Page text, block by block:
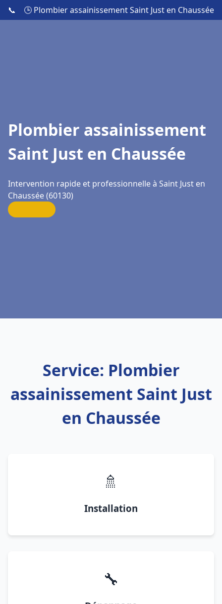
📞 🕒 Plombier assainissement Saint Just en Chaussée
Plombier assainissement
Saint Just en Chaussée
Intervention rapide et professionnelle à Saint Just en
Chaussée (60130)
Service: Plombier
assainissement Saint Just
en Chaussée
🚿
Installation
🔧